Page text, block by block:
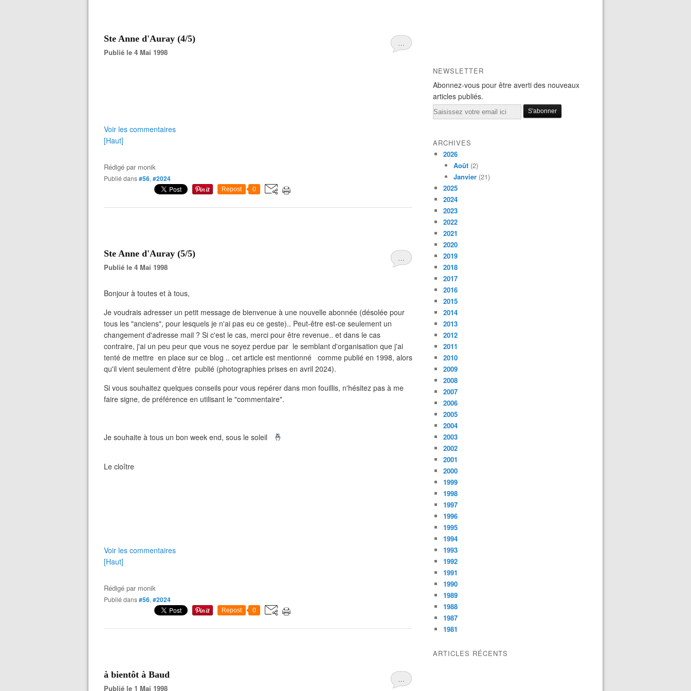
…
Ste Anne d'Auray (4/5)
Publié le 4 Mai 1998
Voir les commentaires
[Haut]
Rédigé par monik
Publié dans#56, #2024
Repost 0
…
Ste Anne d'Auray (5/5)
Publié le 4 Mai 1998
Bonjour à toutes et à tous,
Je voudrais adresser un petit message de bienvenue à une nouvelle abonnée (désolée pour
tous les "anciens", pour lesquels je n'ai pas eu ce geste).. Peut-être est-ce seulement un
changement d'adresse mail ? Si c'est le cas, merci pour être revenue.. et dans le cas
contraire, j'ai un peu peur que vous ne soyez perdue par le semblant d'organisation que j'ai
tenté de mettre en place sur ce blog .. cet article est mentionné comme publié en 1998, alors
qu'il vient seulement d'être publié (photographies prises en avril 2024).
Si vous souhaitez quelques conseils pour vous repérer dans mon fouillis, n'hésitez pas à me
faire signe, de préférence en utilisant le "commentaire".
Je souhaite à tous un bon week end, sous le soleil 🤞
Le cloître
Voir les commentaires
[Haut]
Rédigé par monik
Publié dans#56, #2024
Repost 0
…
à bientôt à Baud
Publié le 1 Mai 1998
NEWSLETTER
Abonnez-vous pour être averti des nouveaux
articles publiés.
Email
ARCHIVES
2026
Août (2)
Janvier (21)
2025
2024
2023
2022
2021
2020
2019
2018
2017
2016
2015
2014
2013
2012
2011
2010
2009
2008
2007
2006
2005
2004
2003
2002
2001
2000
1999
1998
1997
1996
1995
1994
1993
1992
1991
1990
1989
1988
1987
1981
ARTICLES RÉCENTS